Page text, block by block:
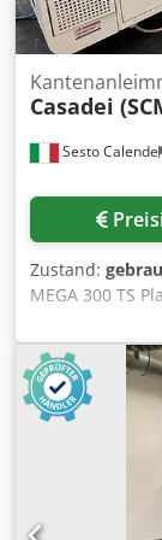
Sesto Calende
Casadei
Zustand:
MEGA 300 TS
verstellbare
Gummiband
kleine Panels
Einstellung
zur
Motoren von
Kanten